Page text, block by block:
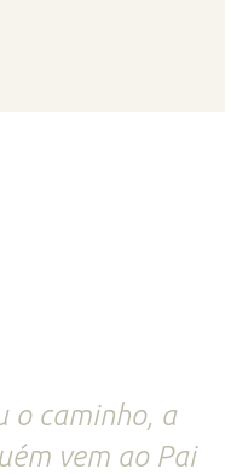
o caminho, a
vem ao Pai